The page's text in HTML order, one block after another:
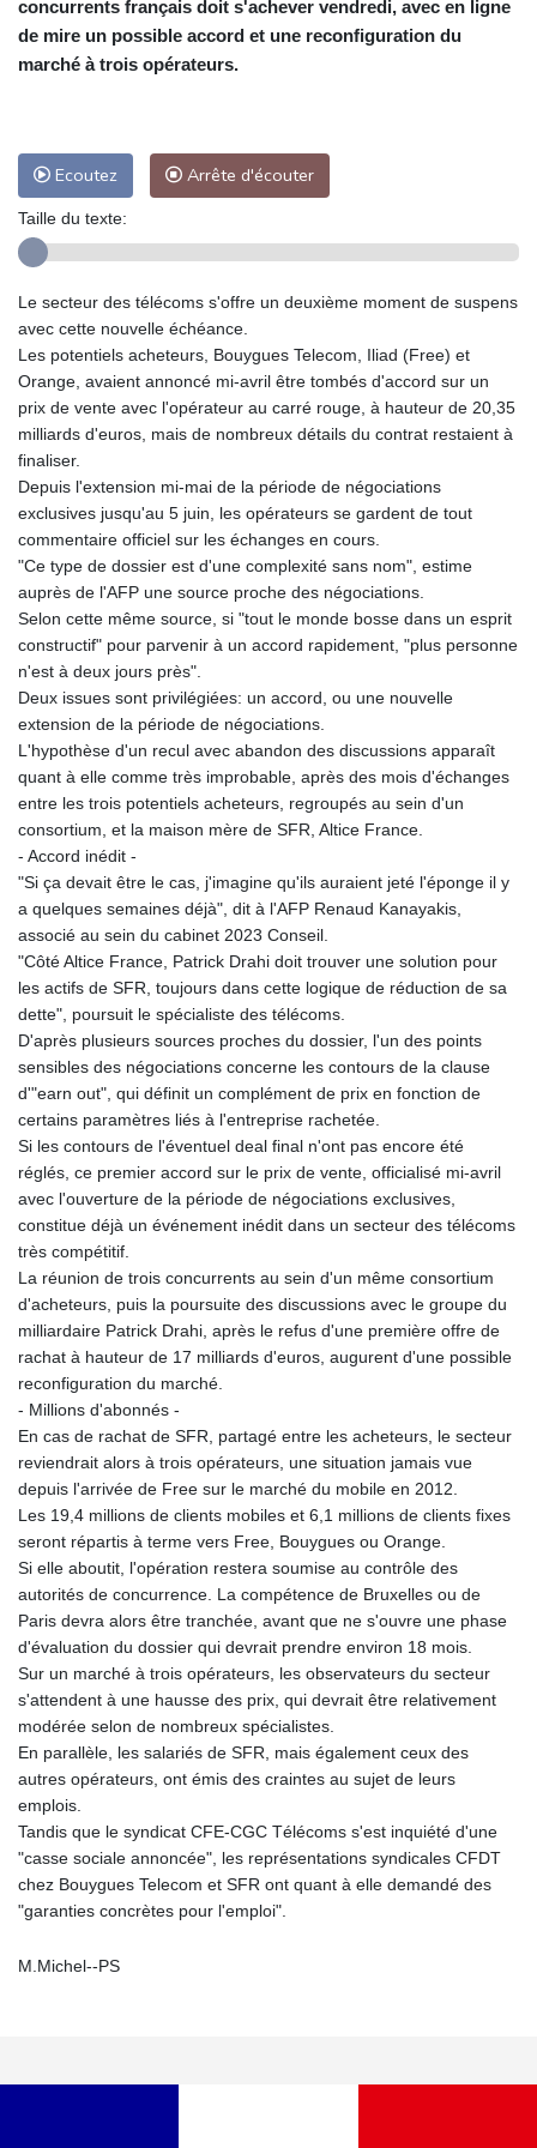
concurrents français doit s'achever vendredi, avec en ligne
de mire un possible accord et une reconfiguration du
marché à trois opérateurs.
Ecoutez Arrête d'écouter
Taille du texte:
Le secteur des télécoms s'offre un deuxième moment de suspens
avec cette nouvelle échéance.
Les potentiels acheteurs, Bouygues Telecom, Iliad (Free) et
Orange, avaient annoncé mi-avril être tombés d'accord sur un
prix de vente avec l'opérateur au carré rouge, à hauteur de 20,35
milliards d'euros, mais de nombreux détails du contrat restaient à
finaliser.
Depuis l'extension mi-mai de la période de négociations
exclusives jusqu'au 5 juin, les opérateurs se gardent de tout
commentaire officiel sur les échanges en cours.
"Ce type de dossier est d'une complexité sans nom", estime
auprès de l'AFP une source proche des négociations.
Selon cette même source, si "tout le monde bosse dans un esprit
constructif" pour parvenir à un accord rapidement, "plus personne
n'est à deux jours près".
Deux issues sont privilégiées: un accord, ou une nouvelle
extension de la période de négociations.
L'hypothèse d'un recul avec abandon des discussions apparaît
quant à elle comme très improbable, après des mois d'échanges
entre les trois potentiels acheteurs, regroupés au sein d'un
consortium, et la maison mère de SFR, Altice France.
- Accord inédit -
"Si ça devait être le cas, j'imagine qu'ils auraient jeté l'éponge il y
a quelques semaines déjà", dit à l'AFP Renaud Kanayakis,
associé au sein du cabinet 2023 Conseil.
"Côté Altice France, Patrick Drahi doit trouver une solution pour
les actifs de SFR, toujours dans cette logique de réduction de sa
dette", poursuit le spécialiste des télécoms.
D'après plusieurs sources proches du dossier, l'un des points
sensibles des négociations concerne les contours de la clause
d'"earn out", qui définit un complément de prix en fonction de
certains paramètres liés à l'entreprise rachetée.
Si les contours de l'éventuel deal final n'ont pas encore été
réglés, ce premier accord sur le prix de vente, officialisé mi-avril
avec l'ouverture de la période de négociations exclusives,
constitue déjà un événement inédit dans un secteur des télécoms
très compétitif.
La réunion de trois concurrents au sein d'un même consortium
d'acheteurs, puis la poursuite des discussions avec le groupe du
milliardaire Patrick Drahi, après le refus d'une première offre de
rachat à hauteur de 17 milliards d'euros, augurent d'une possible
reconfiguration du marché.
- Millions d'abonnés -
En cas de rachat de SFR, partagé entre les acheteurs, le secteur
reviendrait alors à trois opérateurs, une situation jamais vue
depuis l'arrivée de Free sur le marché du mobile en 2012.
Les 19,4 millions de clients mobiles et 6,1 millions de clients fixes
seront répartis à terme vers Free, Bouygues ou Orange.
Si elle aboutit, l'opération restera soumise au contrôle des
autorités de concurrence. La compétence de Bruxelles ou de
Paris devra alors être tranchée, avant que ne s'ouvre une phase
d'évaluation du dossier qui devrait prendre environ 18 mois.
Sur un marché à trois opérateurs, les observateurs du secteur
s'attendent à une hausse des prix, qui devrait être relativement
modérée selon de nombreux spécialistes.
En parallèle, les salariés de SFR, mais également ceux des
autres opérateurs, ont émis des craintes au sujet de leurs
emplois.
Tandis que le syndicat CFE-CGC Télécoms s'est inquiété d'une
"casse sociale annoncée", les représentations syndicales CFDT
chez Bouygues Telecom et SFR ont quant à elle demandé des
"garanties concrètes pour l'emploi".
M.Michel--PS